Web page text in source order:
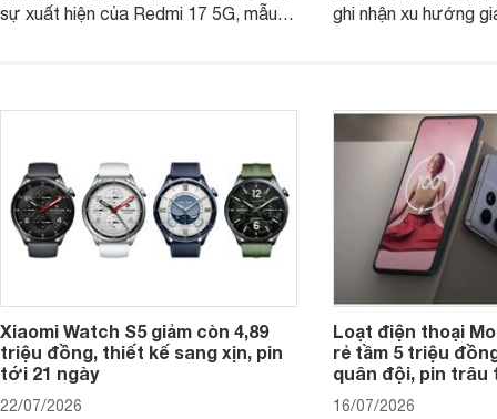
sự xuất hiện của Redmi 17 5G, mẫu
ghi nhận xu hướng
Xiaomi Watch S5 giảm còn 4,89
triệu đồng, thiết kế sang xịn, pin
tới 21 ngày
22/07/2026
Loạt điện thoại
rẻ tầm 5 triệu
quân đội, pin trâu
16/07/2026